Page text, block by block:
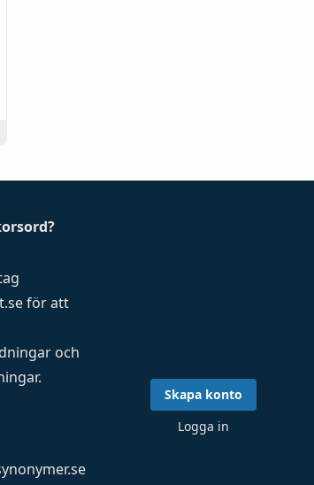
för att
och
.
Skapa konto
Logga in